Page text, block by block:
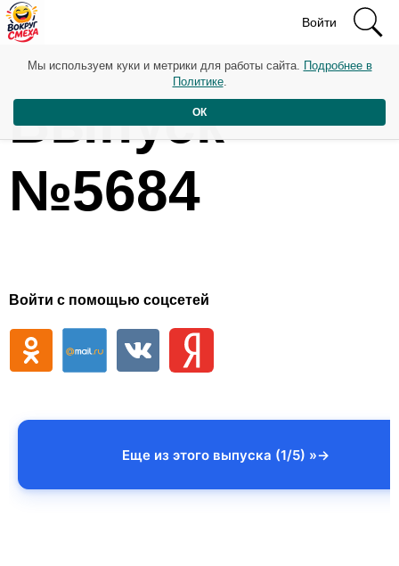
Войти
Выпуск
№5684
Войти с помощью соцсетей
Еще из этого выпуска (1/5) »
Мы используем куки и метрики для работы сайта. Подробнее в
Политике.
ОК